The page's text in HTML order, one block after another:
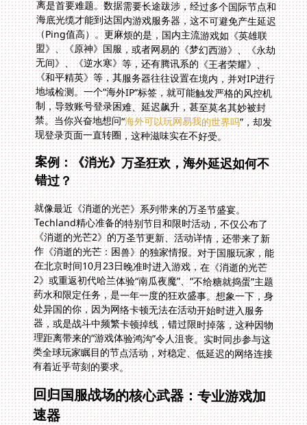
禁。当你兴奋地想问“海外可以玩网易我的世界吗”，却发
现登录页面一直转圈，这种滋味实在不好受。
案例：《消光》万圣狂欢，海外延迟如何不
错过？
就像最近《消逝的光芒》系列带来的万圣节盛宴。
Techland精心准备的特别节目和限时活动，不仅公布了
《消逝的光芒2》的万圣节更新、活动详情，还带来了新
作《消逝的光芒：困兽》的独家情报。对于国服玩家，能
在北京时间10月23日晚准时进入游戏，在《消逝的光芒
2》或重返初代哈兰体验“南瓜夜魔”、“不给糖就捣蛋”主题
药水和限定任务，是一年一度的狂欢盛事。想象一下，身
处异国的你，因为网络卡顿无法在活动开始时进入服务
器，或是战斗中频繁卡顿掉线，错过限时掉落，这种因物
理距离带来的“游戏体验鸿沟”令人沮丧。实时同步参与这
类全球玩家瞩目的节点活动，对稳定、低延迟的网络连接
有着近乎苛刻的要求。
回归国服战场的核心武器：专业游戏加
速器